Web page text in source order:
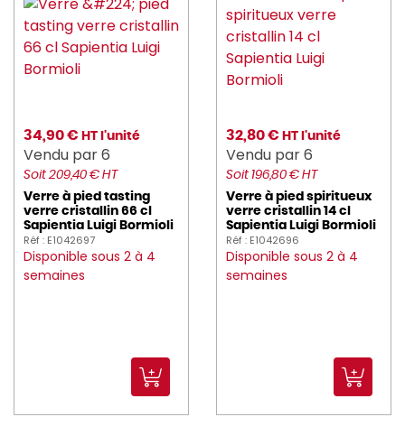
34,90 € HT l'unité
Vendu par 6
Soit 209,40 € HT
Verre à pied tasting
verre cristallin 66 cl
Sapientia Luigi Bormioli
Réf : E1042697
Disponible sous 2 à 4
semaines
32,80 € HT l'unité
Vendu par 6
Soit 196,80 € HT
Verre à pied spiritueux
verre cristallin 14 cl
Sapientia Luigi Bormioli
Réf : E1042696
Disponible sous 2 à 4
semaines